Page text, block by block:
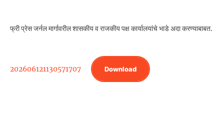
फ्री प्रेस जर्नल मार्गावरील शासकीय व राजकीय पक्ष कार्यालयांचे भाडे अदा करण्याबाबत.
202606121130571707 Download